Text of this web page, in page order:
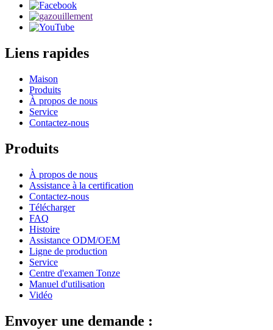
Liens rapides
Maison
Produits
À propos de nous
Service
Contactez-nous
Produits
À propos de nous
Assistance à la certification
Contactez-nous
Télécharger
FAQ
Histoire
Assistance ODM/OEM
Ligne de production
Service
Centre d'examen Tonze
Manuel d'utilisation
Vidéo
Envoyer une demande :